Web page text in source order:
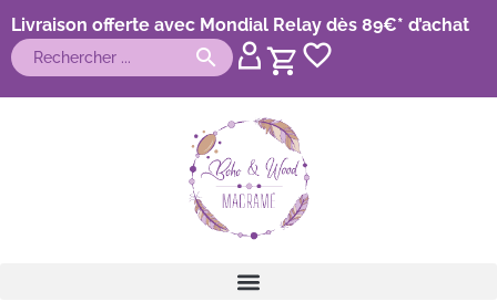
Livraison offerte avec Mondial Relay dès 89€* d’achat